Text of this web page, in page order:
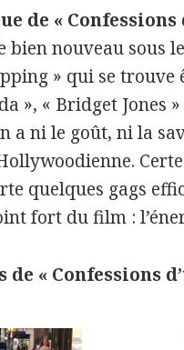
de « Confessions
bien nouveau sous
» qui se trouve
», « Bridget Jones
a ni le goût, ni la
quelques gags
fort du film :
de « Confessions